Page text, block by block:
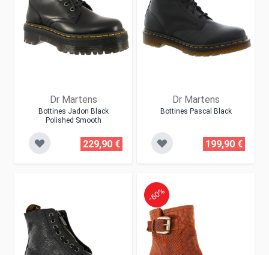
Dr Martens
Bottines Jadon Black
Polished Smooth
229,90 €
Dr Martens
Bottines Pascal Black
199,90 €
-60%